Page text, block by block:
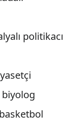
politikacı